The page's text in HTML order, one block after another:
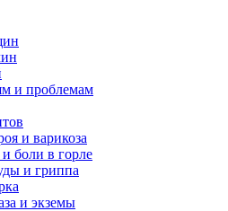
и проблемам
и варикоза
боли в горле
и гриппа
и экземы